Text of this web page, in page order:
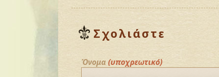
Σχολιάστε
Όνομα (υποχρεωτικό)